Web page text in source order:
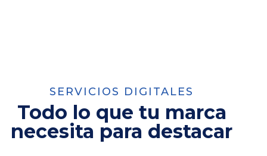
SERVICIOS DIGITALES
Todo lo que tu marca
necesita para destacar